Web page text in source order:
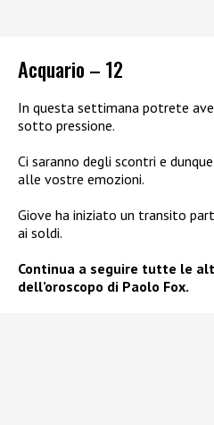
Acquario – 12
In questa settimana potrete
sotto pressione.
Ci saranno degli scontri e
alle vostre emozioni.
Giove ha iniziato un transito
ai soldi.
Continua a seguire tutte le
dell’oroscopo di Paolo Fox.